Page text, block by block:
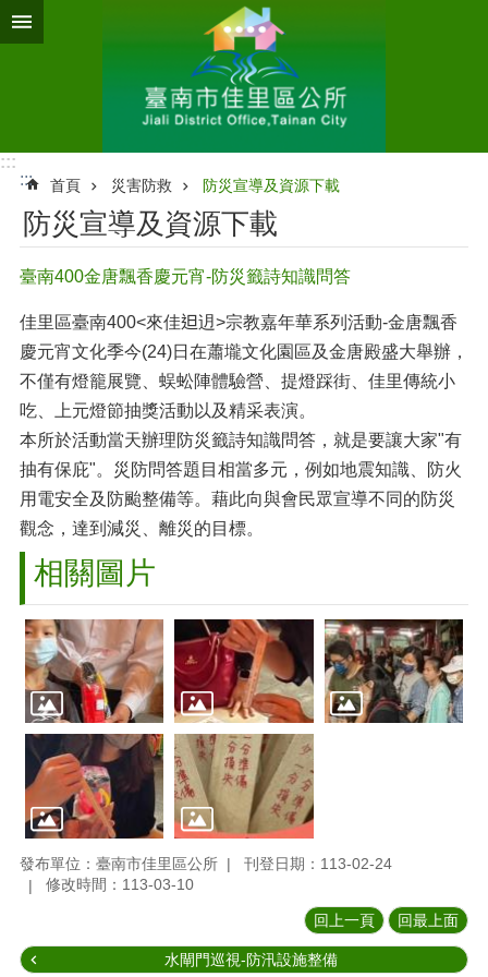
跳到主要內容區塊
:::
:::
首頁 災害防救 防災宣導及資源下載
防災宣導及資源下載
臺南400金唐飄香慶元宵-防災籤詩知識問答
佳里區臺南400<來佳𨑨迌>宗教嘉年華系列活動-金唐飄香
慶元宵文化季今(24)日在蕭壠文化園區及金唐殿盛大舉辦，
不僅有燈籠展覽、蜈蚣陣體驗營、提燈踩街、佳里傳統小
吃、上元燈節抽獎活動以及精采表演。
本所於活動當天辦理防災籤詩知識問答，就是要讓大家"有
抽有保庇"。災防問答題目相當多元，例如地震知識、防火
用電安全及防颱整備等。藉此向與會民眾宣導不同的防災
觀念，達到減災、離災的目標。
相關圖片
發布單位：臺南市佳里區公所
刊登日期：113-02-24
修改時間：113-03-10
回上一頁 回最上面
水閘門巡視-防汛設施整備